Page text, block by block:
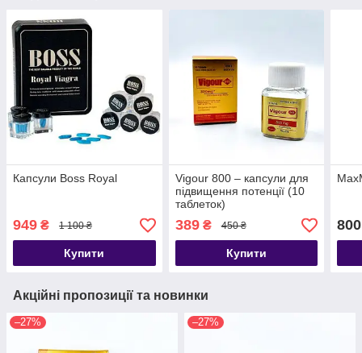
Капсули Boss Royal
949 ₴ 1 100 ₴
Купити
Vigour 800 – капсули для
підвищення потенції (10
таблеток)
389₴ 450 ₴
Купити
800
Акційні пропозиції та новинки
–27% –27%